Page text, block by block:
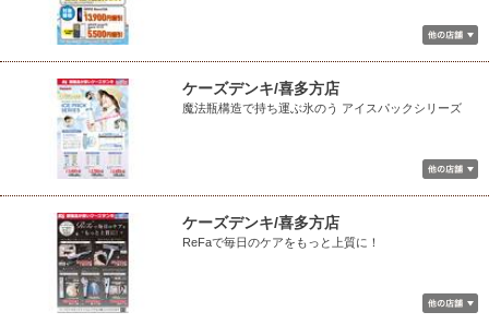
ケーズデンキ/喜多方店
魔法瓶構造で持ち運ぶ氷のう アイスパックシリーズ
ケーズデンキ/喜多方店
ReFaで毎日のケアをもっと上質に！